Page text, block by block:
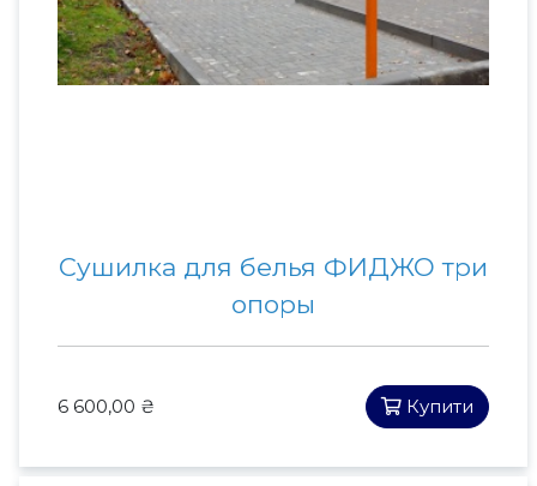
Сушилка для белья ФИДЖО три
опоры
6 600,00 ₴ Купити